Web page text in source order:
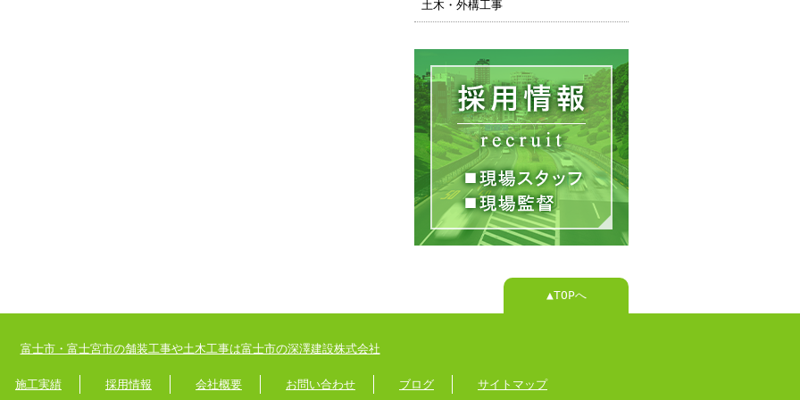
土木・外構工事
▲TOPへ
富士市・富士宮市の舗装工事や土木工事は富士市の深澤建設株式会社
施工実績 採用情報 会社概要 お問い合わせ ブログ サイトマップ